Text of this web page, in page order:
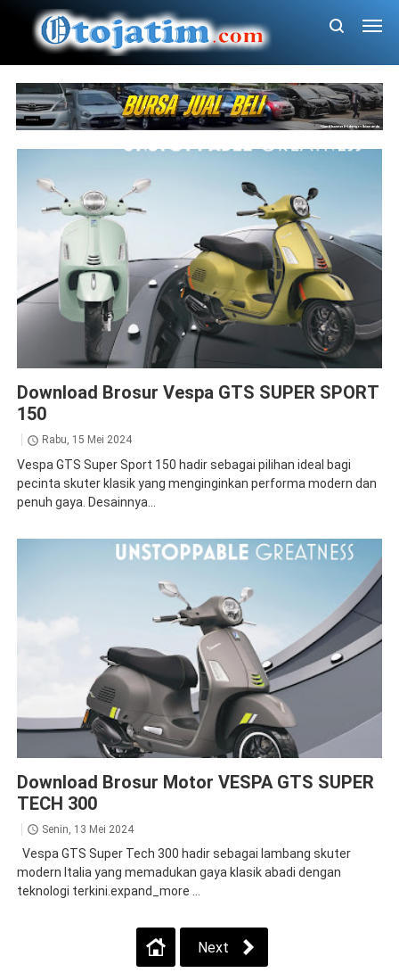
Download Brosur Vespa GTS SUPER SPORT
150
Rabu, 15 Mei 2024
Vespa GTS Super Sport 150 hadir sebagai pilihan ideal bagi
pecinta skuter klasik yang menginginkan performa modern dan
penuh gaya. Desainnya...
Download Brosur Motor VESPA GTS SUPER
TECH 300
Senin, 13 Mei 2024
Vespa GTS Super Tech 300 hadir sebagai lambang skuter
modern Italia yang memadukan gaya klasik abadi dengan
teknologi terkini.expand_more ...
Next